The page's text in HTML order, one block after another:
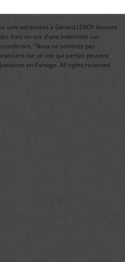
sont adressées à Gérard LEROY devront
frais en sus d'une indemnité sur
"Nous ne sommes pas
sur ce site qui parfois peuvent
en Partage. All rights reserved